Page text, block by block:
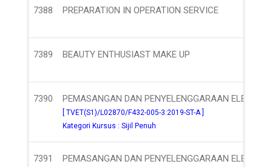
7388 PREPARATION IN OPERATION SERVICE
7389 BEAUTY ENTHUSIAST MAKE UP
7390 PEMASANGAN DAN PENYELENGGARAAN
[ TVET(S1)/L02870/F432-005-3:2019-ST-A ]
Kategori Kursus : Sijil Penuh
7391 PEMASANGAN DAN PENYELENGGARAAN